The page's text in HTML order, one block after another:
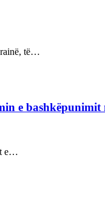
të…
e bashkëpunimit
e…